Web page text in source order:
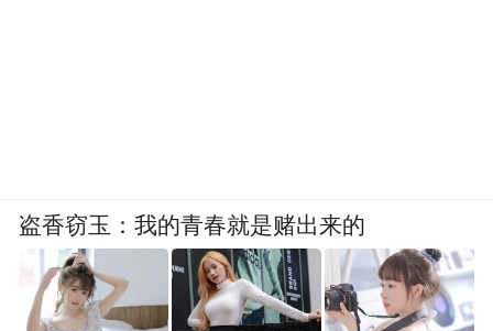
盗香窃玉：我的青春就是赌出来的